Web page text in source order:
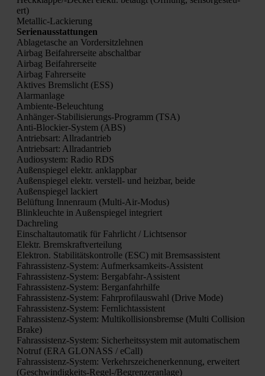
ert)
Metal­lic-Lackie­rung
Seri­en­aus­stat­tun­gen
Abla­ge­ta­sche an Vor­der­sitz­leh­nen
Air­bag Bei­fah­rer­sei­te abschalt­bar
Air­bag Bei­fah­rer­sei­te
Air­bag Fah­rer­sei­te
Akti­ves Brems­licht (ESS)
Alarm­an­la­ge
Ambi­en­te-Beleuch­tung
Anhän­ger-Sta­bi­li­sie­rungs-Pro­gramm (TSA)
Anti-Blo­ckier-Sys­tem (ABS)
Antriebs­art: All­rad­an­trieb
Antriebs­art: All­rad­an­trieb
Audio­sys­tem: Radio RDS
Außen­spie­gel elektr. anklapp­bar
Außen­spie­gel elektr. ver­stell- und heiz­bar, bei­de
Außen­spie­gel lackiert
Belüf­tung Innen­raum (Mul­ti-Air-Modus)
Blink­leuch­te in Außen­spie­gel inte­griert
Dach­re­ling
Ein­schalt­au­to­ma­tik für Fahr­licht / Licht­sen­sor
Elektr. Brems­kraft­ver­tei­lung
Elek­tron. Sta­bi­li­täts­kon­trol­le (ESC) mit Brems­as­sis­tent
Fahr­as­sis­tenz-Sys­tem: Auf­merk­sam­keits-Assis­tent
Fahr­as­sis­tenz-Sys­tem: Berg­ab­fahr-Assis­tent
Fahr­as­sis­tenz-Sys­tem: Berg­an­fahr­hil­fe
Fahr­as­sis­tenz-Sys­tem: Fahr­pro­fil­aus­wahl (Dri­ve Mode)
Fahr­as­sis­tenz-Sys­tem: Fern­licht­as­sis­tent
Fahr­as­sis­tenz-Sys­tem: Mul­ti­kol­li­si­ons­brem­se (Mul­ti Col­li­si­on
Bra­ke)
Fahr­as­sis­tenz-Sys­tem: Sicher­heits­sys­tem mit auto­ma­ti­schem
Not­ruf (ERA GLONASS / eCall)
Fahr­as­sis­tenz-Sys­tem: Ver­kehrs­zei­chen­er­ken­nung, erwei­tert
(Geschwin­dig­keits-Regel-/Be­gren­zer­an­la­ge)